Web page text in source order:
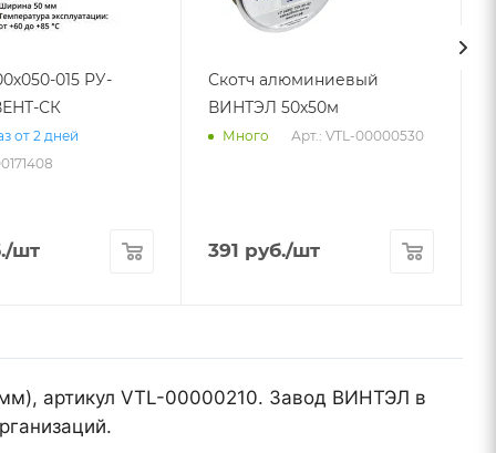
015 РУ-
СК
от 2 дней
/шт
Скотч алюминиевый
ВИНТЭЛ 50х50м
Много Арт.: VTL-00000530
391 руб./шт
артикул VTL-00000210. Завод ВИНТЭЛ в